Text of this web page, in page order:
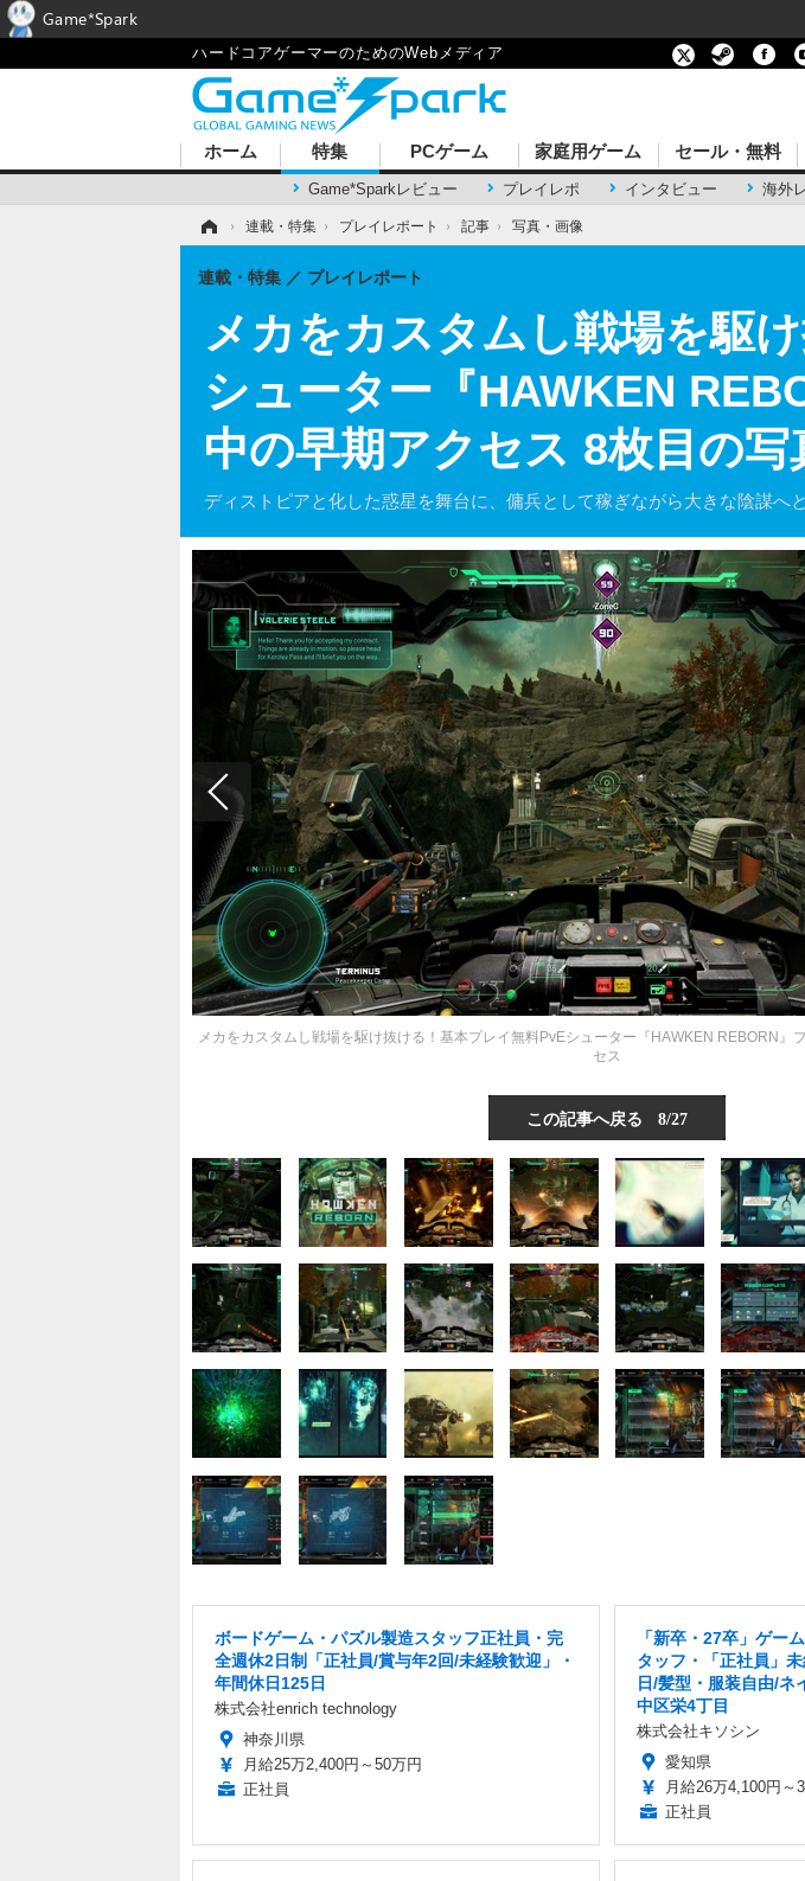
ハードコアゲーマーのためのWebメディア
ホーム 特集
Game*Sparkレビュー プレイレポ インタビュー 海外
PCゲーム 家庭用ゲーム セール・無料
› 連載・特集 › プレイレポート › 記事 › 写真・画像
メカをカスタムし戦場を駆
シューター『HAWKEN
中の早期アクセス 8枚目の写
ディストピアと化した惑星を舞台に、傭兵として稼ぎながら大きな陰謀へと
連載・特集 プレイレポート
メカをカスタムし戦場を駆け抜ける！基本プレイ無料PvEシューター『HAWKEN REBORN』
セス
この記事へ戻る 8/27
ボードゲーム・パズル製造スタッフ正社員・完
全週休2日制「正社員/賞与年2回/未経験歓迎」・
年間休日125日
株式会社enrich technology
神奈川県
月給25万2,400円～50万円
正社員
「新卒・27卒」ゲー
タッフ・「正社員」
日/髪型・服装自由/ネ
中区栄4丁目
株式会社キソシン
愛知県
月給26万4,100円～
正社員
Game*Spark